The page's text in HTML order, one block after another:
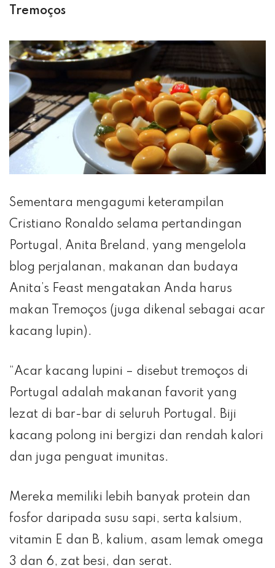
Tremoços
Sementara mengagumi keterampilan
Cristiano Ronaldo selama pertandingan
Portugal, Anita Breland, yang mengelola
blog perjalanan, makanan dan budaya
Anita’s Feast mengatakan Anda harus
makan Tremoços (juga dikenal sebagai acar
kacang lupin).
“Acar kacang lupini – disebut tremoços di
Portugal adalah makanan favorit yang
lezat di bar-bar di seluruh Portugal. Biji
kacang polong ini bergizi dan rendah kalori
dan juga penguat imunitas.
Mereka memiliki lebih banyak protein dan
fosfor daripada susu sapi, serta kalsium,
vitamin E dan B, kalium, asam lemak omega
3 dan 6, zat besi, dan serat.